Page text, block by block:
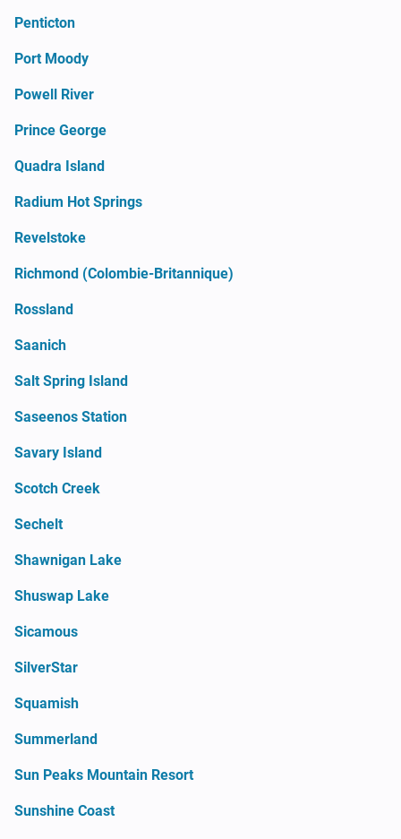
Penticton
Port Moody
Powell River
Prince George
Quadra Island
Radium Hot Springs
Revelstoke
Richmond (Colombie-Britannique)
Rossland
Saanich
Salt Spring Island
Saseenos Station
Savary Island
Scotch Creek
Sechelt
Shawnigan Lake
Shuswap Lake
Sicamous
SilverStar
Squamish
Summerland
Sun Peaks Mountain Resort
Sunshine Coast